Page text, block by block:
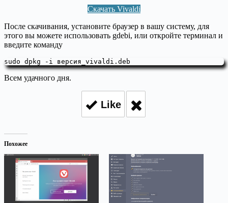
Скачать Vivaldi
После скачивания, установите браузер в вашу систему, для
этого вы можете использовать gdebi, или откройте терминал и
введите команду
sudo dpkg -i версия_vivaldi.deb
Всем удачного дня.
Like
Похожее